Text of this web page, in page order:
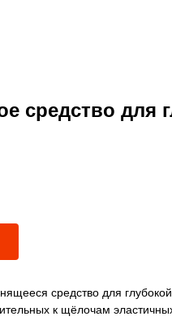
средство для
средство для глубокой
к щёлочам